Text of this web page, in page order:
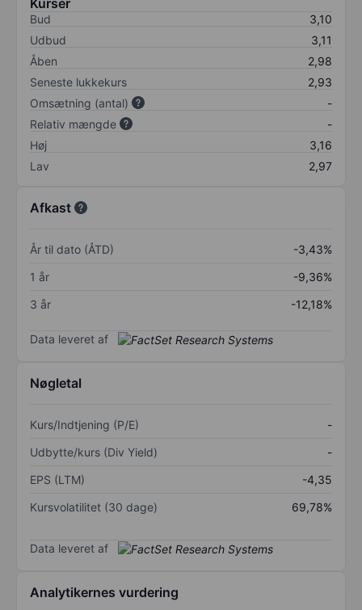
Bud
3,10
Udbud
3,11
Åben
2,98
Seneste lukkekurs
2,93
Omsætning (antal)
-
Relativ mængde
-
Høj
3,16
Lav
2,97
Afkast
År til dato (ÅTD)
-3,43%
1 år
-9,36%
3 år
-12,18%
Data leveret af
Nøgletal
Kurs/Indtjening (P/E)
-
Udbytte/kurs (Div Yield)
-
EPS (LTM)
-4,35
Kursvolatilitet (30 dage)
69,78%
Data leveret af
Analytikernes vurdering